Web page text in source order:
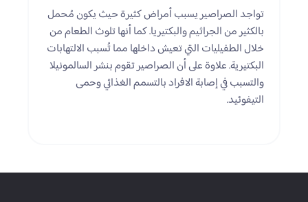
تواجد الصراصير يسبب أمراض كثيرة حيث يكون مُحمل
بالكثير من الجراثيم والبكتيريا. كما أنها تلوث الطعام من
خلال الطفيليات التي تعيش داخلها مما تُسبب الالتهابات
البكتيرية. علاوة على أن الصراصير تقوم بنشر السالمونيلا
والتسبب في إصابة الافراد بالتسمم الغذائي وحمى
التيفوئيد.